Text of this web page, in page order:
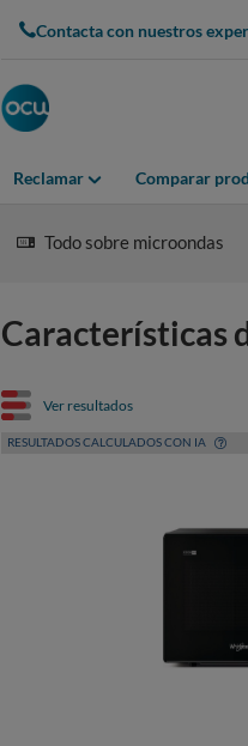
Contacta con nuestros
Reclamar Comparar
Todo sobre microondas
Características
Ver resultados
RESULTADOS CALCULADOS CON IA